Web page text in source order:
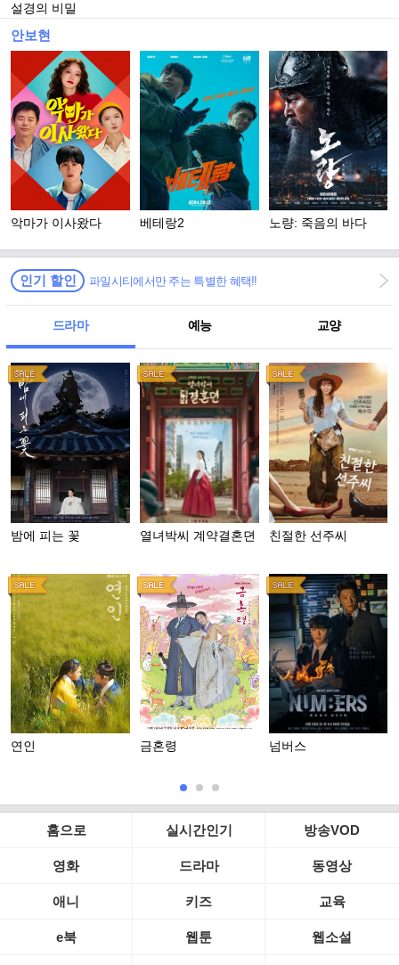
설경의 비밀
안보현
악마가 이사왔다 베테랑2 노량: 죽음의 바다
인기 할인 파일시티에서만 주는 특별한 혜택!!
드라마 예능 교양
밤에 피는 꽃 열녀박씨 계약결혼뎐 친절한 선주씨
연인 금혼령 넘버스
홈으로 실시간인기 방송VOD
영화 드라마 동영상
애니 키즈 교육
e북 웹툰 웹소설